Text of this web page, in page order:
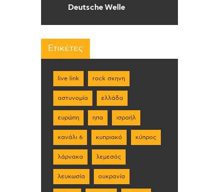
Deutsche Welle
Ετικέτες
live link rock σκηνη
αστυνομία ελλάδα
ευρώπη ηπα ισραήλ
κανάλι 6 κυπριακό κύπρος
λάρνακα λεμεσός
λευκωσία ουκρανία